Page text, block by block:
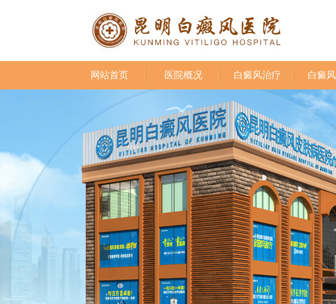
网站首页 医院概况 白癜风治疗 白癜